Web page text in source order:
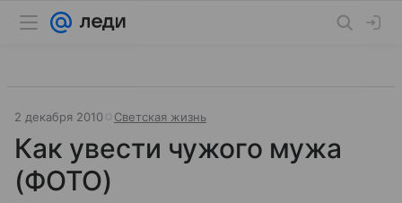
2 декабря 2010 Светская жизнь
Как увести чужого мужа
(ФОТО)